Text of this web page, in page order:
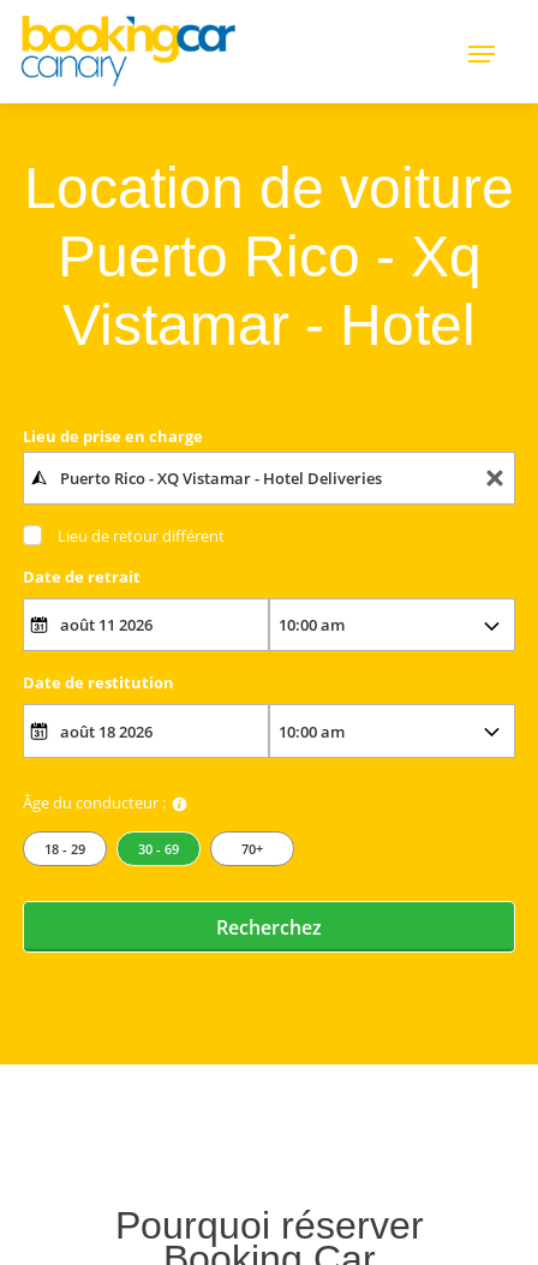
Location de voiture
Puerto Rico - Xq
Vistamar - Hotel
Lieu de prise en charge
Lieu de retour différent
Date de retrait
Date de restitution
Âge du conducteur :
18 - 29 30 - 69 70+
Recherchez
Pourquoi réserver